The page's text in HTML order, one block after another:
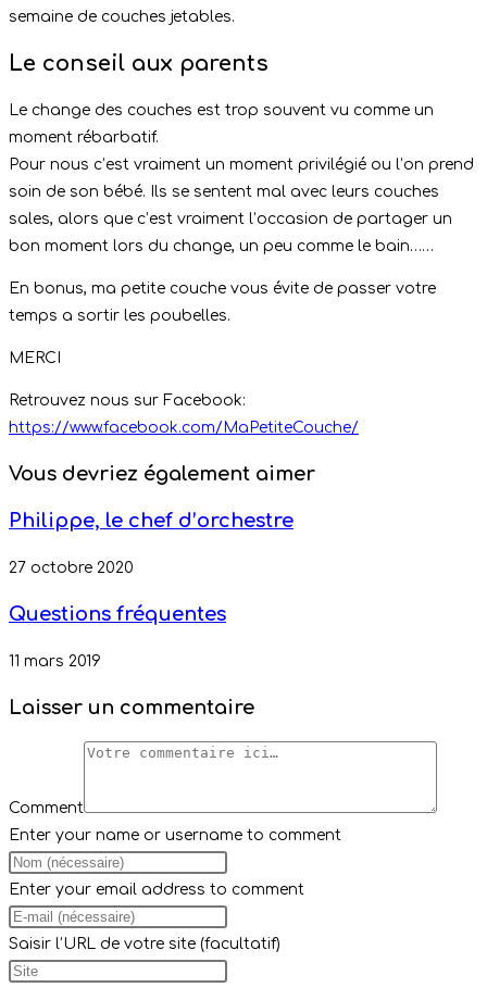
semaine de couches jetables.
Le conseil aux parents
Le change des couches est trop souvent vu comme un
moment rébarbatif.
Pour nous c’est vraiment un moment privilégié ou l’on prend
soin de son bébé. Ils se sentent mal avec leurs couches
sales, alors que c’est vraiment l’occasion de partager un
bon moment lors du change, un peu comme le bain……
En bonus, ma petite couche vous évite de passer votre
temps a sortir les poubelles.
MERCI
Retrouvez nous sur Facebook:
https://www.facebook.com/MaPetiteCouche/
Vous devriez également aimer
Philippe, le chef d’orchestre
27 octobre 2020
Questions fréquentes
11 mars 2019
Laisser un commentaire
Comment
Enter your name or username to comment
Enter your email address to comment
Saisir l’URL de votre site (facultatif)